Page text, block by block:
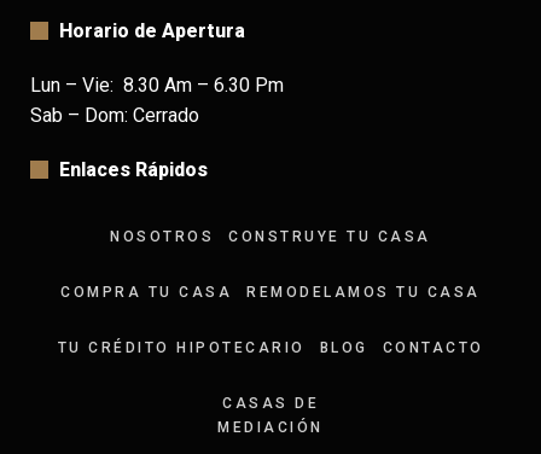
Horario de Apertura
Lun – Vie: 8.30 Am – 6.30 Pm
Sab – Dom: Cerrado
Enlaces Rápidos
NOSOTROS CONSTRUYE TU CASA
COMPRA TU CASA REMODELAMOS TU CASA
TU CRÉDITO HIPOTECARIO BLOG CONTACTO
CASAS DE
MEDIACIÓN